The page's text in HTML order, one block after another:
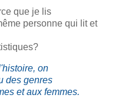
que je lis
personne qui lit et
on
des genres
et aux femmes.